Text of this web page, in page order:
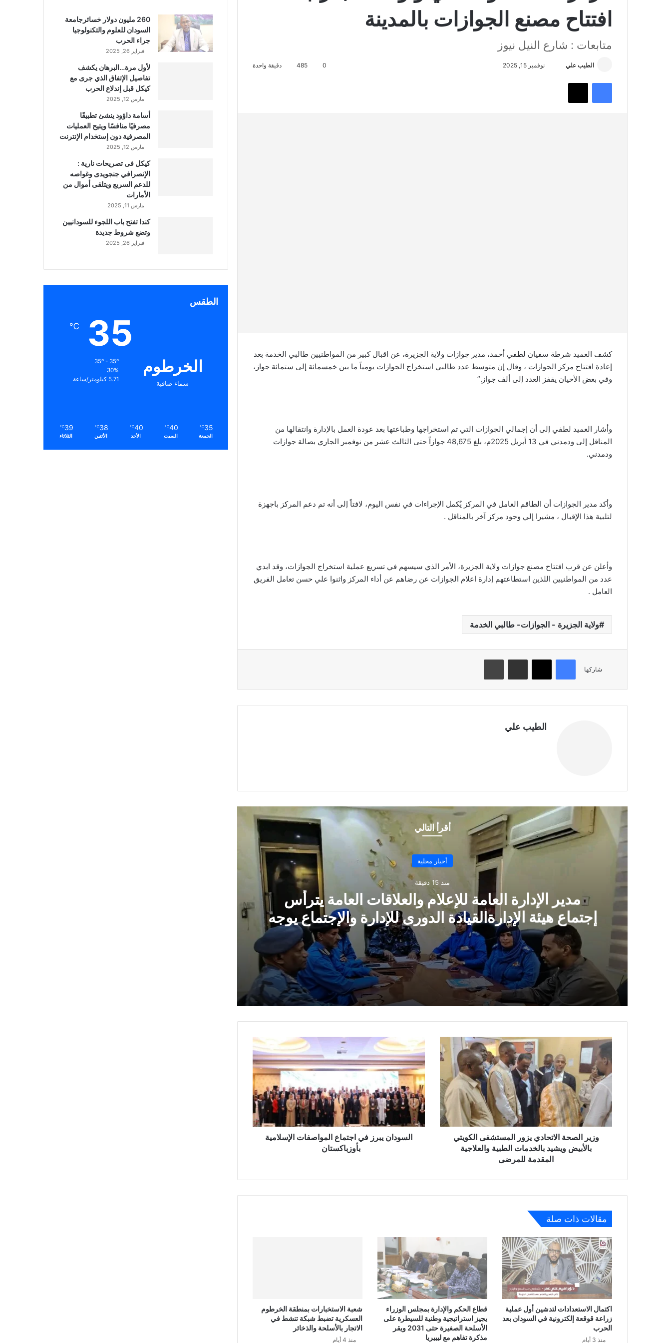
افتتاح مصنع الجوازات بالمدينة
متابعات : شارع النيل نيوز
الطيب علي نوفمبر 15, 2025 0
485 دقيقة واحدة
فيسبوك تويتر
كشف العميد شرطة سفيان لطفي أحمد، مدير جوازات ولاية الجزيرة، عن اقبال كبير من المواطنيين طالبي الخدمة بعد
إعادة افتتاح مركز الجوازات ، وقال إن متوسط عدد طالبي استخراج الجوازات يومياً ما بين خمسمائة إلى ستمائة جواز،
وفي بعض الأحيان يقفز العدد إلى ألف جواز.”
وأشار العميد لطفي إلى أن إجمالي الجوازات التي تم استخراجها وطباعتها بعد عودة العمل بالإدارة وانتقالها من
المناقل إلى ودمدني في 13 أبريل 2025م، بلغ 48,675 جوازاً حتى الثالث عشر من نوفمبر الجاري بصالة جوازات
ودمدني.
وأكد مدير الجوازات أن الطاقم العامل في المركز يُكمل الإجراءات في نفس اليوم، لافتاً إلى أنه تم دعم المركز باجهزة
لتلبية هذا الإقبال ، مشيرا إلي وجود مركز آخر بالمناقل .
وأعلن عن قرب افتتاح مصنع جوازات ولاية الجزيرة، الأمر الذي سيسهم في تسريع عملية استخراج الجوازات، وقد ابدي
عدد من المواطنيين اللذين استطاعتهم إدارة اعلام الجوازات عن رضاهم عن أداء المركز واثنوا علي حسن تعامل الفريق
العامل .
ولاية الجزيرة - الجوازات- طالبي الخدمة
شاركها
فيسبوك تويتر مشاركة عبر البريد طباعة
الطيب علي
أقرأ التالي
أخبار محلية
منذ 15 دقيقة
مدير الإدارة العامة للإعلام والعلاقات العامة يترأس
إجتماع هيئة الإدارةالقيادة الدورى للإدارة والإجتماع يوجه
بتكثيف الجهود فى برامج التوعية الإعلامية والأنشطة
التفاعلية
مدير الإدارة العامة للإعلام والعلاقات العامة يترأس إجتماع هيئة الإدارةالقيادة الدورى للإدارة والإجتماع يوجه بتكثيف الجهود فى برامج التوعية الإعلامية والأنشطة التفاعلية
رئيس الوزراء يصدر قراراً بإنهاء تكليف الأمين العام للمجلس الأعلى للحج والعمرة
منذ 15 ساعة
الهلال الأحمر السوداني يوزع (1000) سلة غذائية للأسر المتأثرة بالحرب بمحلية شرق النيل
منذ يوم واحد
منذ يوم واحد
منذ يومين
برنامج “ساهرون” بالتلفزيون القومي يستضيف مدير إدارة الإعلام العسكري احتفالاً بعيد الجيش الـ 72
منذ يومين
حريق محدود بمستشفى ود مدني إثر صاعقة كهربائية.. ووزارة الصحة تؤكد عدم وقوع إصابات
وزير الصحة الاتحادي يزور المستشفى الكويتي
بالأبيض ويشيد بالخدمات الطبية والعلاجية
المقدمة للمرضى
السودان يبرز في اجتماع المواصفات الإسلامية
بأوزباكستان
مقالات ذات صلة
اكتمال الاستعدادات لتدشين أول عملية
زراعة قوقعة إلكترونية في السودان بعد
الحرب
منذ 3 أيام
قطاع الحكم والإدارة بمجلس الوزراء
يجيز استراتيجية وطنية للسيطرة على
الأسلحة الصغيرة حتى 2031 ويقر
مذكرة تفاهم مع ليبيريا
شعبة الاستخبارات بمنطقة الخرطوم
العسكرية تضبط شبكة تنشط في
الاتجار بالأسلحة والذخائر
منذ 4 أيام
260 مليون دولار خسائرجامعة
السودان للعلوم والتكنولوجيا
جراء الحرب
فبراير 26, 2025
لأول مرة…البرهان يكشف
تفاصيل الإتفاق الذي جرى مع
كيكل قبل إندلاع الحرب
مارس 12, 2025
أسامة داؤود ينشئ تطبيقًا
مصرفيًا منافسًا ويتيح العمليات
المصرفية دون إستخدام الإنترنت
مارس 12, 2025
كيكل فى تصريحات نارية :
الإنصرافي جنجويدى وغواصه
للدعم السريع ويتلقى أموال من
الأمارات
مارس 11, 2025
كندا تفتح باب اللجوء للسودانيين
وتضع شروط جديدة
فبراير 26, 2025
الطقس
الخرطوم
سماء صافية
35
℃
35º - 35º
30%
5.71 كيلومتر/ساعة
35
℃
الجمعة
40
℃
السبت
40
℃
الأحد
38
℃
الأثنين
39
℃
الثلاثاء